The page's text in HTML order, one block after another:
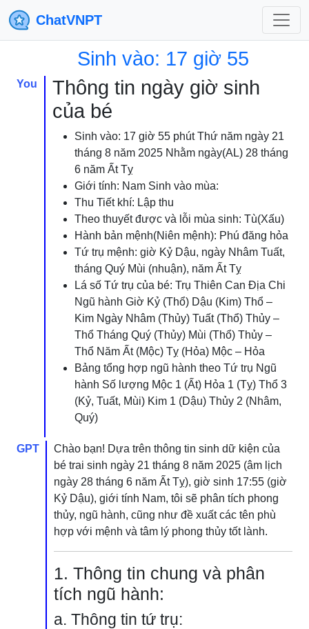
ChatVNPT
Sinh vào: 17 giờ 55
You
Thông tin ngày giờ sinh
của bé
Sinh vào: 17 giờ 55 phút Thứ năm ngày 21
tháng 8 năm 2025 Nhằm ngày(AL) 28 tháng
6 năm Ất Tỵ
Giới tính: Nam Sinh vào mùa:
Thu Tiết khí: Lập thu
Theo thuyết được và lỗi mùa sinh: Tù(Xấu)
Hành bản mệnh(Niên mệnh): Phú đăng hỏa
Tứ trụ mệnh: giờ Kỷ Dậu, ngày Nhâm Tuất,
tháng Quý Mùi (nhuận), năm Ất Tỵ
Lá số Tứ trụ của bé: Trụ Thiên Can Địa Chi
Ngũ hành Giờ Kỷ (Thổ) Dậu (Kim) Thổ –
Kim Ngày Nhâm (Thủy) Tuất (Thổ) Thủy –
Thổ Tháng Quý (Thủy) Mùi (Thổ) Thủy –
Thổ Năm Ất (Mộc) Tỵ (Hỏa) Mộc – Hỏa
Bảng tổng hợp ngũ hành theo Tứ trụ Ngũ
hành Số lượng Mộc 1 (Ất) Hỏa 1 (Tỵ) Thổ 3
(Kỷ, Tuất, Mùi) Kim 1 (Dậu) Thủy 2 (Nhâm,
Quý)
GPT
Chào bạn! Dựa trên thông tin sinh dữ kiện của
bé trai sinh ngày 21 tháng 8 năm 2025 (âm lịch
ngày 28 tháng 6 năm Ất Tỵ), giờ sinh 17:55 (giờ
Kỷ Dậu), giới tính Nam, tôi sẽ phân tích phong
thủy, ngũ hành, cũng như đề xuất các tên phù
hợp với mệnh và tâm lý phong thủy tốt lành.
1. Thông tin chung và phân
tích ngũ hành:
a. Thông tin tứ trụ: